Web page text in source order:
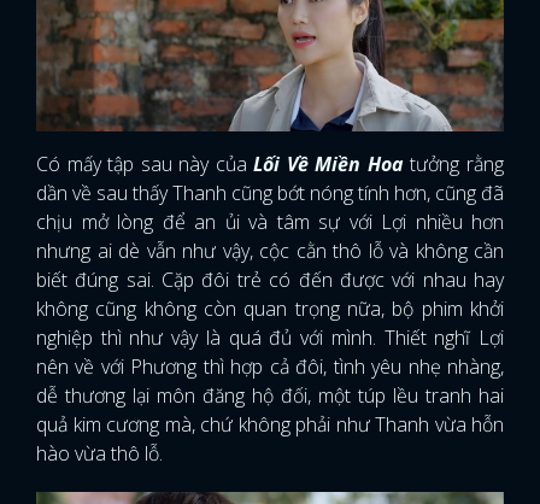
Có mấy tập sau này củaLối Về Miền Hoatưởng rằng
dần về sau thấy Thanh cũng bớt nóng tính hơn, cũng đã
chịu mở lòng để an ủi và tâm sự với Lợi nhiều hơn
nhưng ai dè vẫn như vậy, cộc cằn thô lỗ và không cần
biết đúng sai. Cặp đôi trẻ có đến được với nhau hay
không cũng không còn quan trọng nữa, bộ phim khởi
nghiệp thì như vậy là quá đủ với mình. Thiết nghĩ Lợi
nên về với Phương thì hợp cả đôi, tình yêu nhẹ nhàng,
dễ thương lại môn đăng hộ đối, một túp lều tranh hai
quả kim cương mà, chứ không phải như Thanh vừa hỗn
hào vừa thô lỗ.